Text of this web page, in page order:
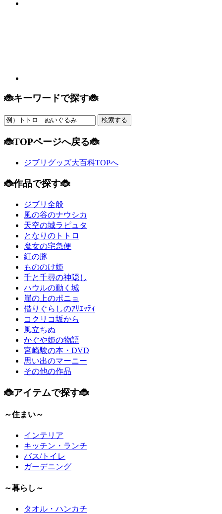
🐞キーワードで探す🐞
🐞TOPページへ戻る🐞
ジブリグッズ大百科TOPへ
🐞作品で探す🐞
ジブリ全般
風の谷のナウシカ
天空の城ラピュタ
となりのトトロ
魔女の宅急便
紅の豚
もののけ姫
千と千尋の神隠し
ハウルの動く城
崖の上のポニョ
借りぐらしのｱﾘｴｯﾃｨ
コクリコ坂から
風立ちぬ
かぐや姫の物語
宮崎駿の本・DVD
思い出のマーニー
その他の作品
🐞アイテムで探す🐞
～住まい～
インテリア
キッチン・ランチ
バス/トイレ
ガーデニング
～暮らし～
タオル・ハンカチ